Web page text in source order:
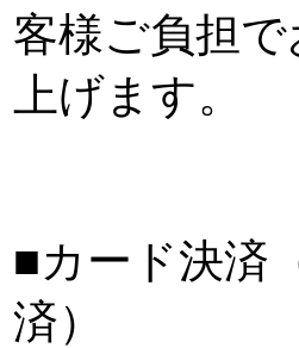
客様ご負担で
上げます。
■カード決済
済）